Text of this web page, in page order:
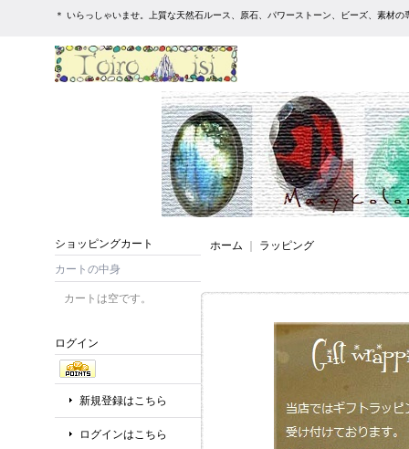
＊ いらっしゃいませ。上質な天然石ルース、原石、パワーストーン、ビーズ、素材の
ショッピングカート
カートの中身
カートは空です。
ログイン
新規登録はこちら
ログインはこちら
ホーム ラッピング